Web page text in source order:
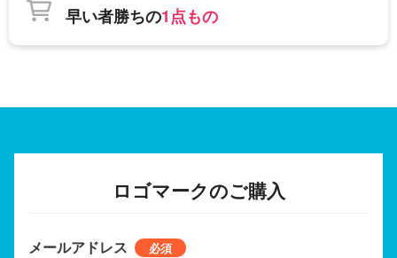
早い者勝ちの1点もの
ロゴマークのご購入
メールアドレス